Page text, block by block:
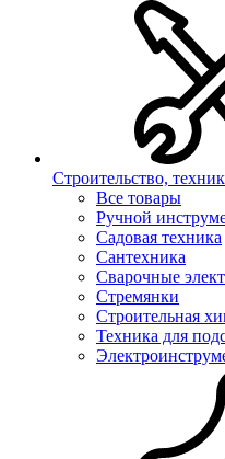
Строительство,
Все товары
Ручной
Садовая техника
Сантехника
Сварочные
Стремянки
Строительная
Техника для